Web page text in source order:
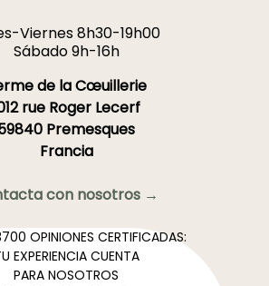
Viernes 8h30-19h00
Sábado 9h-16h
de la Cœuillerie
rue Roger Lecerf
Premesques
Francia
con nosotros →
OPINIONES CERTIFICADAS:
EXPERIENCIA CUENTA
PARA NOSOTROS